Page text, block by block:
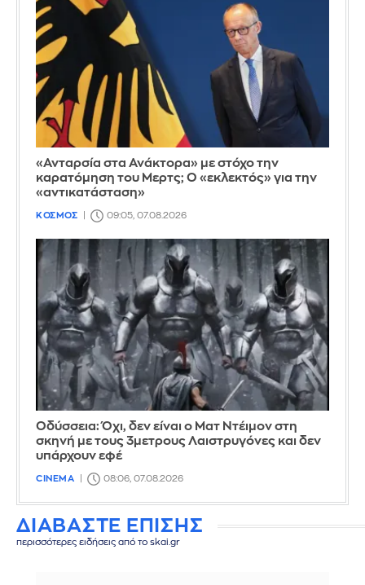
«Ανταρσία στα Ανάκτορα» με στόχο την
καρατόμηση του Μερτς; Ο «εκλεκτός» για την
«αντικατάσταση»
ΚΟΣΜΟΣ 09:05, 07.08.2026
Οδύσσεια: Όχι, δεν είναι ο Ματ Ντέιμον στη
σκηνή με τους 3μετρους Λαιστρυγόνες και δεν
υπάρχουν εφέ
CINEMA 08:06, 07.08.2026
ΔΙΑΒΑΣΤΕ ΕΠΙΣΗΣ
περισσότερες ειδήσεις από το skai.gr